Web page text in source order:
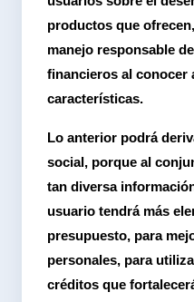
productos que
manejo responsable
financieros al conocer
características.
Lo anterior podrá
social, porque al
tan diversa
usuario tendrá más
presupuesto, para
personales, para
créditos que